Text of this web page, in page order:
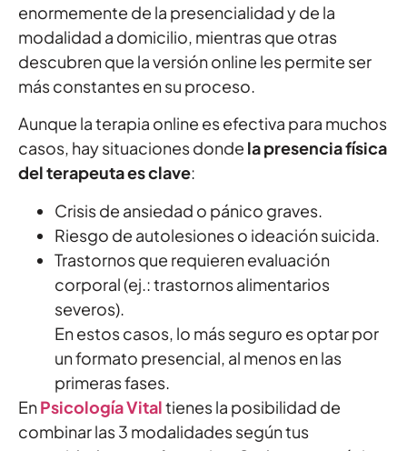
enormemente de la presencialidad y de la
modalidad a domicilio, mientras que otras
descubren que la versión online les permite ser
más constantes en su proceso.
Aunque la terapia online es efectiva para muchos
casos, hay situaciones donde la presencia física
del terapeuta es clave:
Crisis de ansiedad o pánico graves.
Riesgo de autolesiones o ideación suicida.
Trastornos que requieren evaluación
corporal (ej.: trastornos alimentarios
severos).
En estos casos, lo más seguro es optar por
un formato presencial, al menos en las
primeras fases.
EnPsicología Vitaltienes la posibilidad de
combinar las 3 modalidades según tus